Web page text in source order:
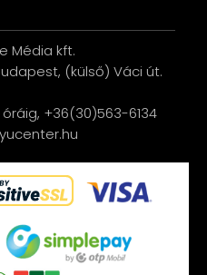
Média kft.
(külső) Váci út.
+36(30)563-6134